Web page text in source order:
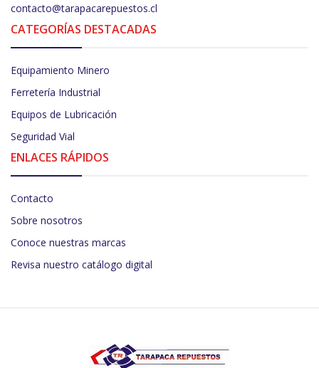
contacto@tarapacarepuestos.cl
CATEGORÍAS DESTACADAS
Equipamiento Minero
Ferretería Industrial
Equipos de Lubricación
Seguridad Vial
ENLACES RÁPIDOS
Contacto
Sobre nosotros
Conoce nuestras marcas
Revisa nuestro catálogo digital